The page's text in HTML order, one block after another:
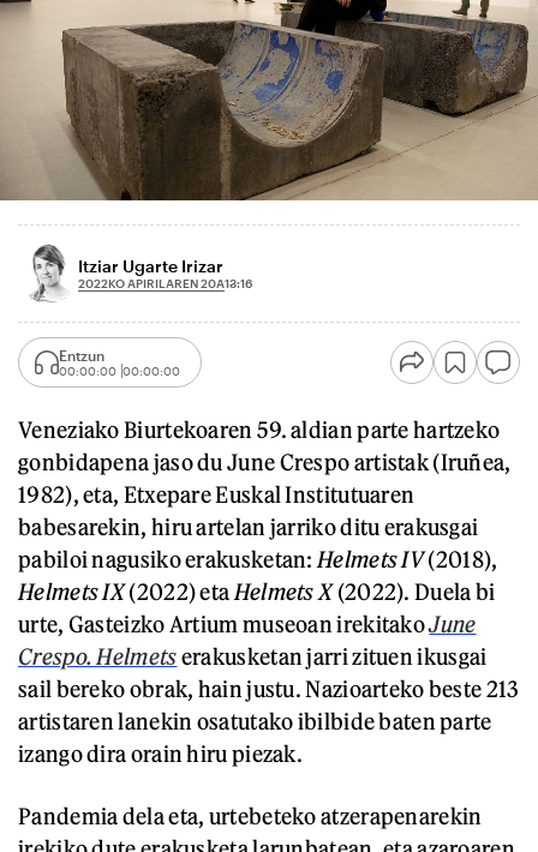
Itziar Ugarte Irizar
2022KO APIRILAREN 20A13:16
Entzun
00:00:00 00:00:00
Veneziako Biurtekoaren 59. aldian parte hartzeko
gonbidapena jaso du June Crespo artistak (Iruñea,
1982), eta, Etxepare Euskal Institutuaren
babesarekin, hiru artelan jarriko ditu erakusgai
pabiloi nagusiko erakusketan: Helmets IV(2018),
Helmets IX(2022) eta Helmets X(2022). Duela bi
urte, Gasteizko Artium museoan irekitakoJune
Crespo. Helmetserakusketan jarri zituen ikusgai
sail bereko obrak, hain justu. Nazioarteko beste 213
artistaren lanekin osatutako ibilbide baten parte
izango dira orain hiru piezak.
Pandemia dela eta, urtebeteko atzerapenarekin